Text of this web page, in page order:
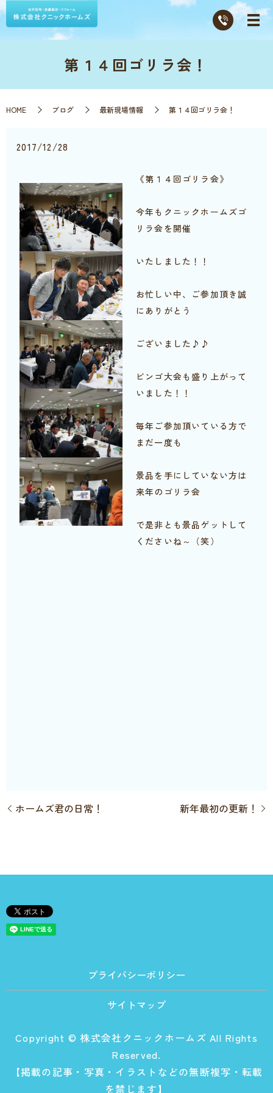
第１４回ゴリラ会！
HOME ブログ 最新現場情報 第１４回ゴリラ会！
2017/12/28
《第１４回ゴリラ会》
今年もクニックホームズゴ
リラ会を開催
いたしました！！
お忙しい中、ご参加頂き誠
にありがとう
ございました♪♪
ビンゴ大会も盛り上がって
いました！！
毎年ご参加頂いている方で
まだ一度も
景品を手にしていない方は
来年のゴリラ会
で是非とも景品ゲットして
くださいね～（笑）
ホームズ君の日常！ 新年最初の更新！
プライバシーポリシー
サイトマップ
Copyright © 株式会社クニックホームズ All Rights
Reserved.
【掲載の記事・写真・イラストなどの無断複写・転載
を禁じます】